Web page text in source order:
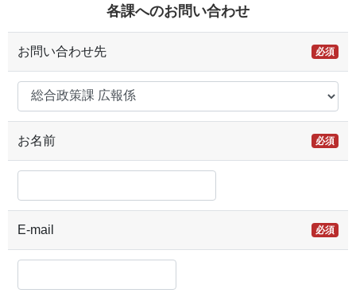
各課へのお問い合わせ
お問い合わせ先 必須
お名前 必須
E-mail 必須